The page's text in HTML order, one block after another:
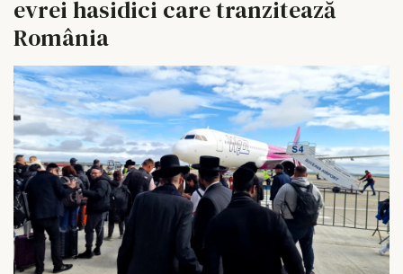
evrei hasidici care tranzitează
România